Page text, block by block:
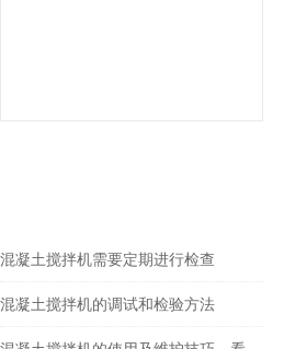
混凝土搅拌机需要定期进行检查
混凝土搅拌机的调试和检验方法